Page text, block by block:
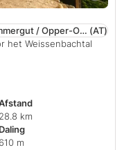
Vakantieregio Dachstein Salzkammergut / Opper-Oostenrijk (AT)
het Weissenbachtal
28.8 km
Daling
610 m